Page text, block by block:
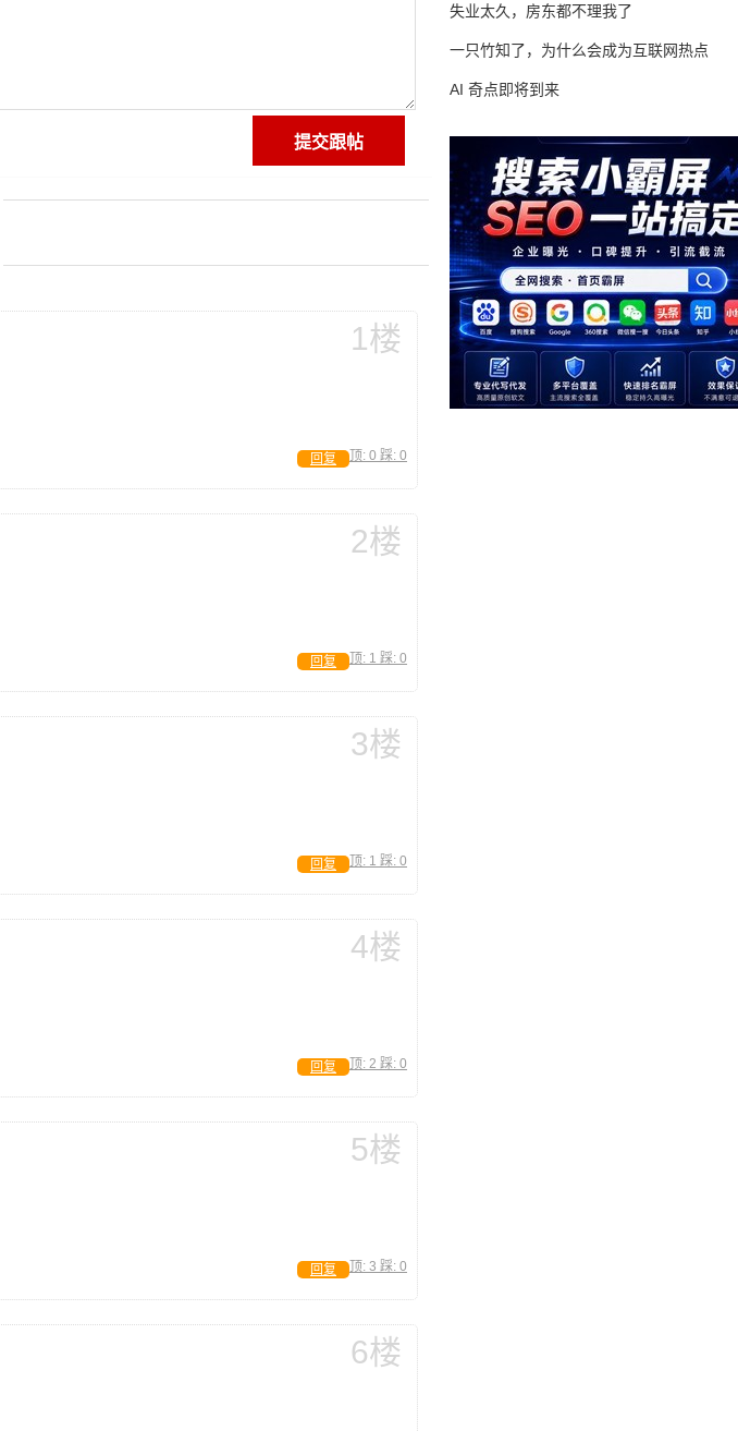
1楼
顶: 0 踩: 0
回复
2楼
顶: 1 踩: 0
回复
3楼
顶: 1 踩: 0
回复
4楼
顶: 2 踩: 0
回复
5楼
顶: 3 踩: 0
回复
6楼
失业太久，房东都不理我了
一只竹知了，为什么会成为互联网热点
AI 奇点即将到来